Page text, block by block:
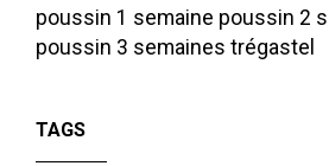
poussin 1 semaine poussin 2
poussin 3 semaines trégastel
TAGS